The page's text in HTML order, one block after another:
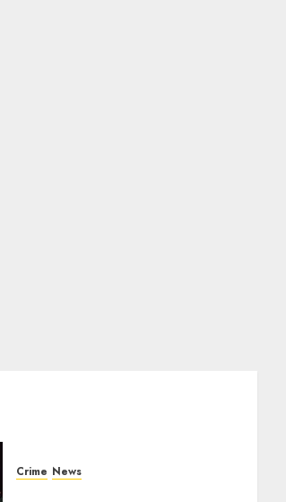
Crime News